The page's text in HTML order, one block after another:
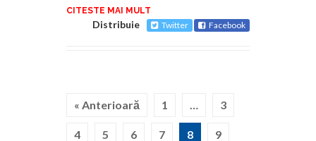
CITESTE MAI MULT
Distribuie Twitter Facebook
« Anterioară 1 … 3
4 5 6 7 8 9